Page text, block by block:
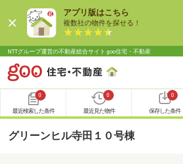
アプリ版はこちら
複数社の物件を探せる！
NTTグループ運営の不動産総合サイト goo住宅・不動産
0
最近検索した条件
0
最近見た物件
0
保存した条件
グリーンヒル寺田１０号棟